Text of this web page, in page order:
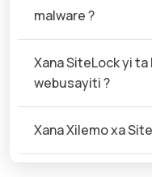
malware ?
Xana SiteLock yi
webusayiti ?
Xana Xilemo xa